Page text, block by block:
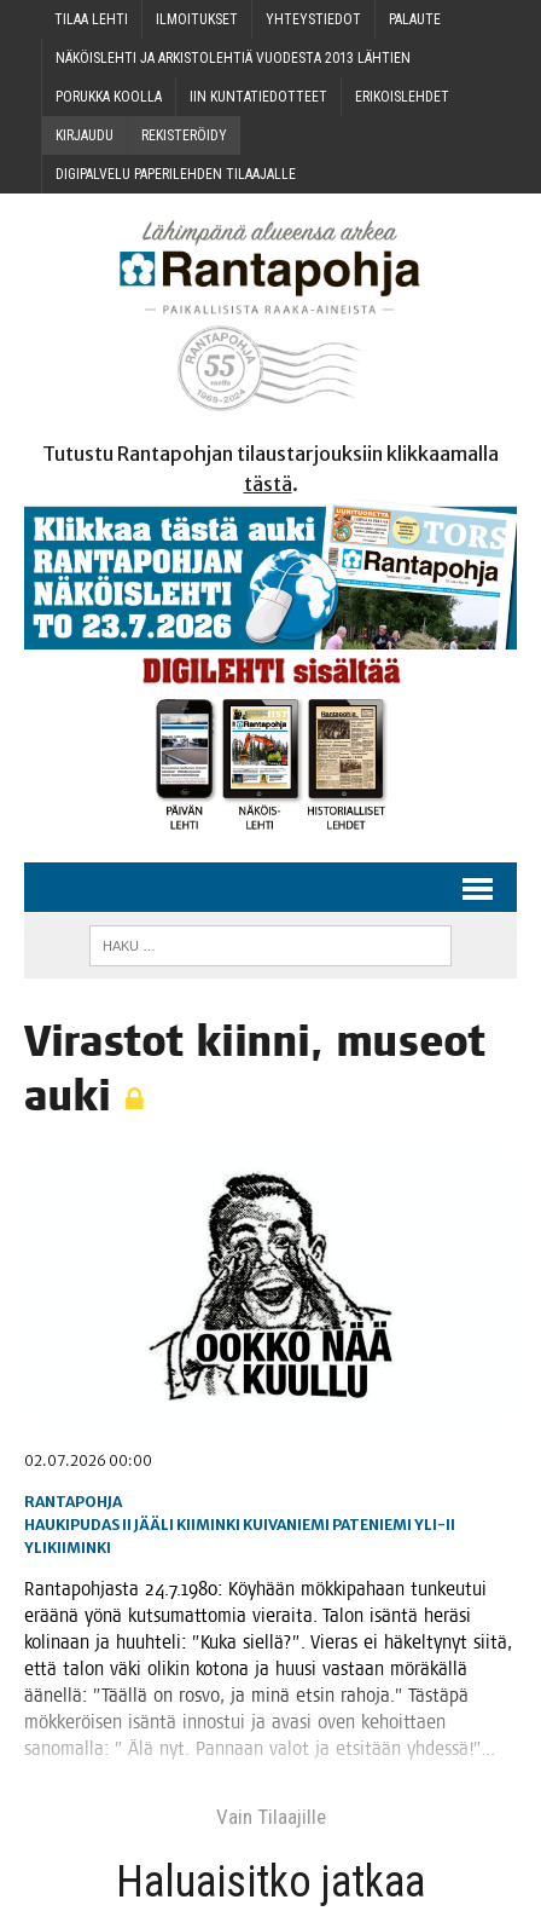
TILAA LEH­TI ILMOI­TUK­SET YHTEYS­TIE­DOT PALAU­TE
NÄKÖIS­LEH­TI JA ARKIS­TO­LEH­TIÄ VUO­DES­TA 2013 LÄHTIEN
PORUK­KA KOOLLA IIN KUN­TA­TIE­DOT­TEET ERI­KOIS­LEH­DET
KIR­JAU­DU REKIS­TE­RÖI­DY
DIGI­PAL­VE­LU PAPE­RI­LEH­DEN TILAAJALLE
Tutustu Rantapohjan tilaustarjouksiin klikkaamalla
tästä.
Viras­tot kiin­ni, museot
auki
02.07.2026 00:00
RANTAPOHJA
HAUKIPUDAS II JÄÄLI KIIMINKI KUIVANIEMI PATENIEMI YLI-II
YLIKIIMINKI
Ran­ta­poh­jas­ta 24.7.1980: Köy­hään mök­ki­pa­haan tun­keu­tui
erää­nä yönä kut­su­mat­to­mia vie­rai­ta. Talon isän­tä herä­si
koli­naan ja huuh­te­li: ”Kuka siel­lä?”. Vie­ras ei häkel­ty­nyt sii­tä,
että talon väki oli­kin koto­na ja huusi vas­taan mörä­käl­lä
äänel­lä: ”Tääl­lä on ros­vo, ja minä etsin raho­ja.” Täs­tä­pä
mök­ke­röi­sen isän­tä innos­tui ja ava­si oven kehoit­taen
sano­mal­la: ” Älä nyt. Pan­naan valot ja etsi­tään yhdessä!”…
Vain Tilaa­jil­le
Haluai­sit­ko jat­kaa